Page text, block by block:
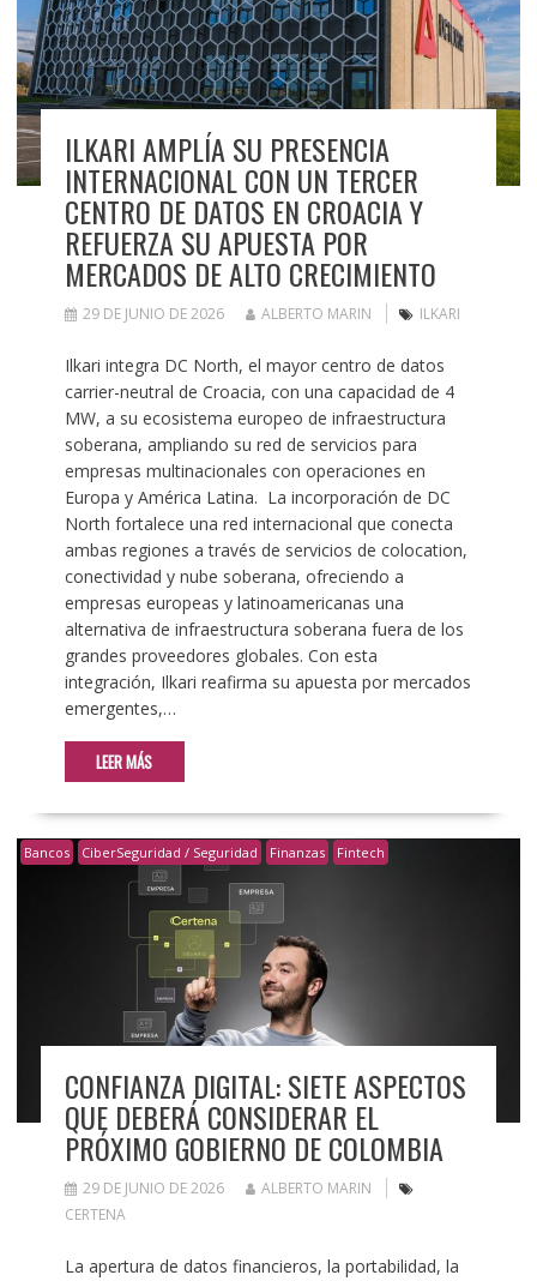
ILKARI AMPLÍA SU PRESENCIA
INTERNACIONAL CON UN TERCER
CENTRO DE DATOS EN CROACIA Y
REFUERZA SU APUESTA POR
MERCADOS DE ALTO CRECIMIENTO
29 DE JUNIO DE 2026 ALBERTO MARIN ILKARI
Ilkari integra DC North, el mayor centro de datos
carrier-neutral de Croacia, con una capacidad de 4
MW, a su ecosistema europeo de infraestructura
soberana, ampliando su red de servicios para
empresas multinacionales con operaciones en
Europa y América Latina. La incorporación de DC
North fortalece una red internacional que conecta
ambas regiones a través de servicios de colocation,
conectividad y nube soberana, ofreciendo a
empresas europeas y latinoamericanas una
alternativa de infraestructura soberana fuera de los
grandes proveedores globales. Con esta
integración, Ilkari reafirma su apuesta por mercados
emergentes,…
LEER MÁS
Bancos CiberSeguridad / Seguridad Finanzas Fintech
CONFIANZA DIGITAL: SIETE ASPECTOS
QUE DEBERÁ CONSIDERAR EL
PRÓXIMO GOBIERNO DE COLOMBIA
29 DE JUNIO DE 2026
ALBERTO MARIN
CERTENA
La apertura de datos financieros, la portabilidad, la